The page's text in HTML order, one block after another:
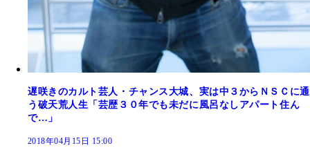
遅咲きのカルト芸人・チャンス大城、実は中３からＮＳＣに通
う破天荒人生「芸歴３０年でも未だに風呂なしアパート住ん
で…」
2018年04月15日 15:00